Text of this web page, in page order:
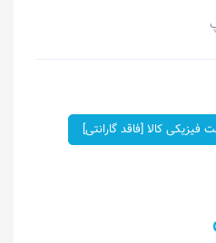
فیزیکی کالا [فاقد گارانتی]